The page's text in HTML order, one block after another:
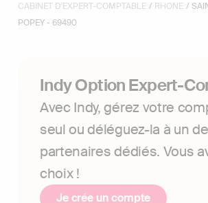
CABINET D'EXPERT-COMPTABLE / RHONE /
POPEY - 69490
Indy Option Expert-
Avec Indy, gérez votre
seul ou déléguez-la à un
partenaires dédiés. Vous
choix !
Je crée un compte